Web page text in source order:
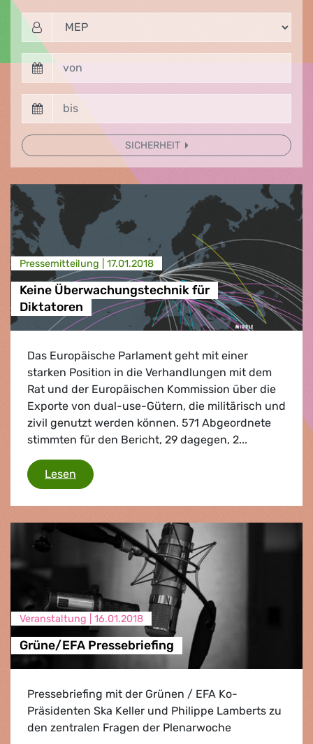
SICHERHEIT
Presse­mitteilung | 17.01.2018
Keine Überwachungstechnik für
Diktatoren
Das Europäische Parlament geht mit einer
starken Position in die Verhandlungen mit dem
Rat und der Europäischen Kommission über die
Exporte von dual-use-Gütern, die militärisch und
zivil genutzt werden können. 571 Abgeordnete
stimmten für den Bericht, 29 dagegen, 2...
Lesen Keine Überwachungstechnik für Diktatoren
Veranstaltung | 16.01.2018
Grüne/EFA Pressebriefing
Pressebriefing mit der Grünen / EFA Ko-
Präsidenten Ska Keller und Philippe Lamberts zu
den zentralen Fragen der Plenarwoche